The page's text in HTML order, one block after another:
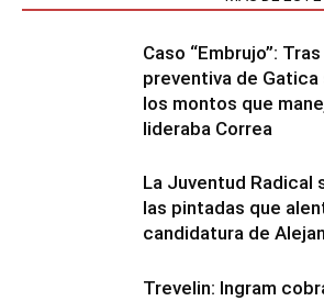
Caso “Embrujo”:
preventiva de
los montos que
lideraba Correa
La Juventud Radical
las pintadas que
candidatura de
Trevelin: Ingram